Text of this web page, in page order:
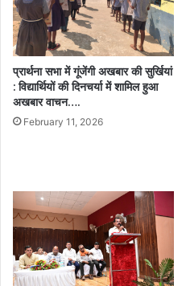
प्रार्थना सभा में गूंजेंगी अखबार की सुर्खियां
: विद्यार्थियों की दिनचर्या में शामिल हुआ
अखबार वाचन….
February 11, 2026